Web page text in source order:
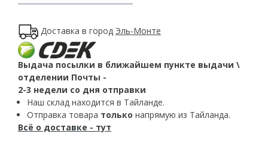
Доставка в город Эль-Монте
Выдача посылки в ближайшем пункте выдачи \
отделении Почты -
2-3 недели со дня отправки
Наш склад находится в Тайланде.
Отправка товара только напрямую из Тайланда.
Всё о доставке - тут